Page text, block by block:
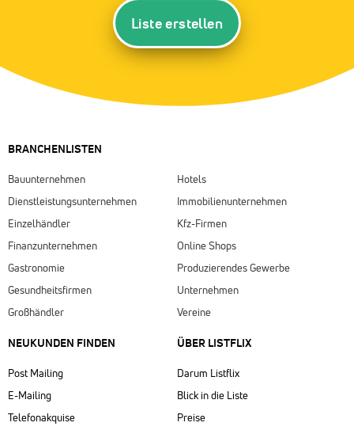
Liste erstellen
BRANCHENLISTEN
Bauunternehmen
Dienstleistungsunternehmen
Einzelhändler
Finanzunternehmen
Gastronomie
Gesundheitsfirmen
Großhändler
Hotels
Immobilienunternehmen
Kfz-Firmen
Online Shops
Produzierendes Gewerbe
Unternehmen
Vereine
NEUKUNDEN FINDEN
Post Mailing
E-Mailing
Telefonakquise
ÜBER LISTFLIX​
Darum Listflix
Blick in die Liste
Preise